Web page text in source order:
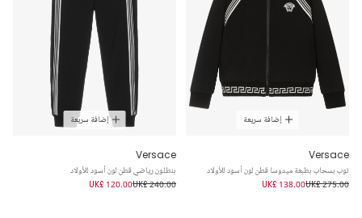
إضافة سريعة
Versace
توب بسحاب بطبعة ميدوسا قطن لون أسود للأولاد
UK£ 275.00
UK£ 138.00
إضافة سريعة
Versace
بنطلون رياضي قطن لون أسود للأولاد
UK£ 240.00
UK£ 120.00